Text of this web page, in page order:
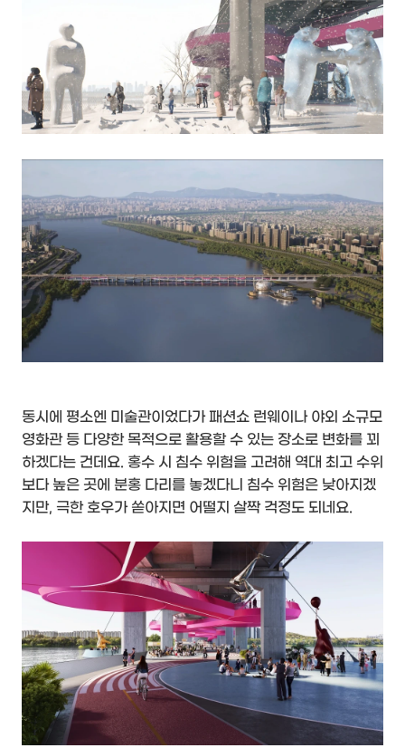
동시에 평소엔 미술관이었다가 패션쇼 런웨이나 야외 소규모
영화관 등 다양한 목적으로 활용할 수 있는 장소로 변화를 꾀
하겠다는 건데요. 홍수 시 침수 위험을 고려해 역대 최고 수위
보다 높은 곳에 분홍 다리를 놓겠다니 침수 위험은 낮아지겠
지만, 극한 호우가 쏟아지면 어떨지 살짝 걱정도 되네요.